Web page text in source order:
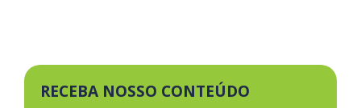
RECEBA NOSSO CONTEÚDO